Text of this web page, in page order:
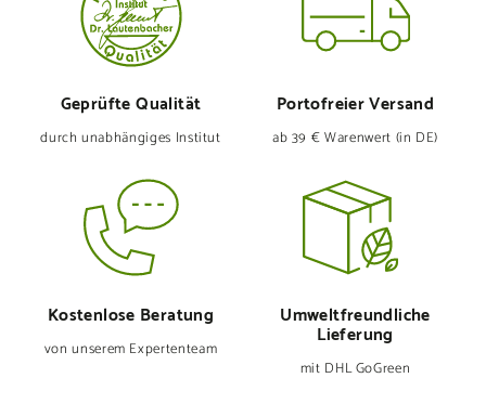
Geprüfte Qualität
durch unabhängiges Institut
Portofreier Versand
ab 39 € Warenwert (in DE)
Kostenlose Beratung
von unserem Expertenteam
Umweltfreund­liche
Lieferung
mit DHL GoGreen